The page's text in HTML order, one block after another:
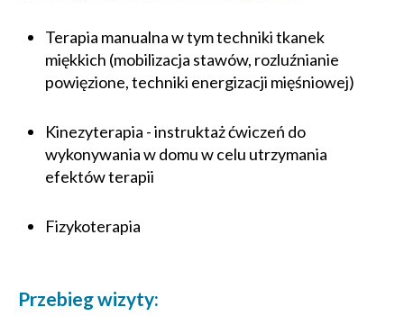
Terapia manualna w tym techniki tkanek
miękkich (mobilizacja stawów, rozluźnianie
powięzione, techniki energizacji mięśniowej)
Kinezyterapia - instruktaż ćwiczeń do
wykonywania w domu w celu utrzymania
efektów terapii
Fizykoterapia
Przebieg wizyty: